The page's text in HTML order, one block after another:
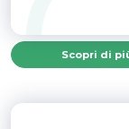
economy (1)
Scopri di